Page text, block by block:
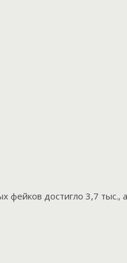
фейков достигло 3,7